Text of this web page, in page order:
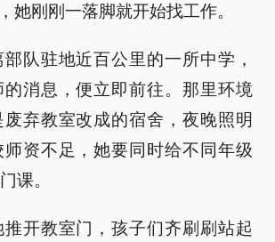
她刚刚一落脚就开始找工作。
队驻地近百公里的一所中学，
消息，便立即前往。那里环境
弃教室改成的宿舍，夜晚照明
资不足，她要同时给不同年级
课。
开教室门，孩子们齐刷刷站起